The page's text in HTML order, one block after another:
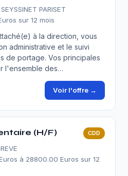
PARISET
sur 12 mois
à la direction, vous
administrative et le suivi
de portage. Vos principales
l'ensemble des…
Voir l'offre →
(H/F) CDD
à 28800.00 Euros sur 12